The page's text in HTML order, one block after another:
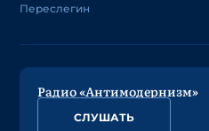
Переслегин
Радио «Антимодернизм»
СЛУШАТЬ